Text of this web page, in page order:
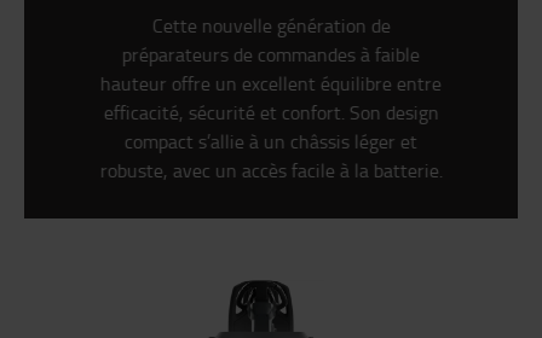
Cette nouvelle génération de
préparateurs de commandes à faible
hauteur offre un excellent équilibre entre
efficacité, sécurité et confort. Son design
compact s’allie à un châssis léger et
robuste, avec un accès facile à la batterie.